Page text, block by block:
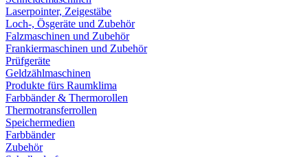
Laserpointer, Zeigestäbe
Loch-, Ösgeräte und Zubehör
Falzmaschinen und Zubehör
Frankiermaschinen und Zubehör
Prüfgeräte
Geldzählmaschinen
Produkte fürs Raumklima
Farbbänder & Thermorollen
Thermotransferrollen
Speichermedien
Farbbänder
Zubehör